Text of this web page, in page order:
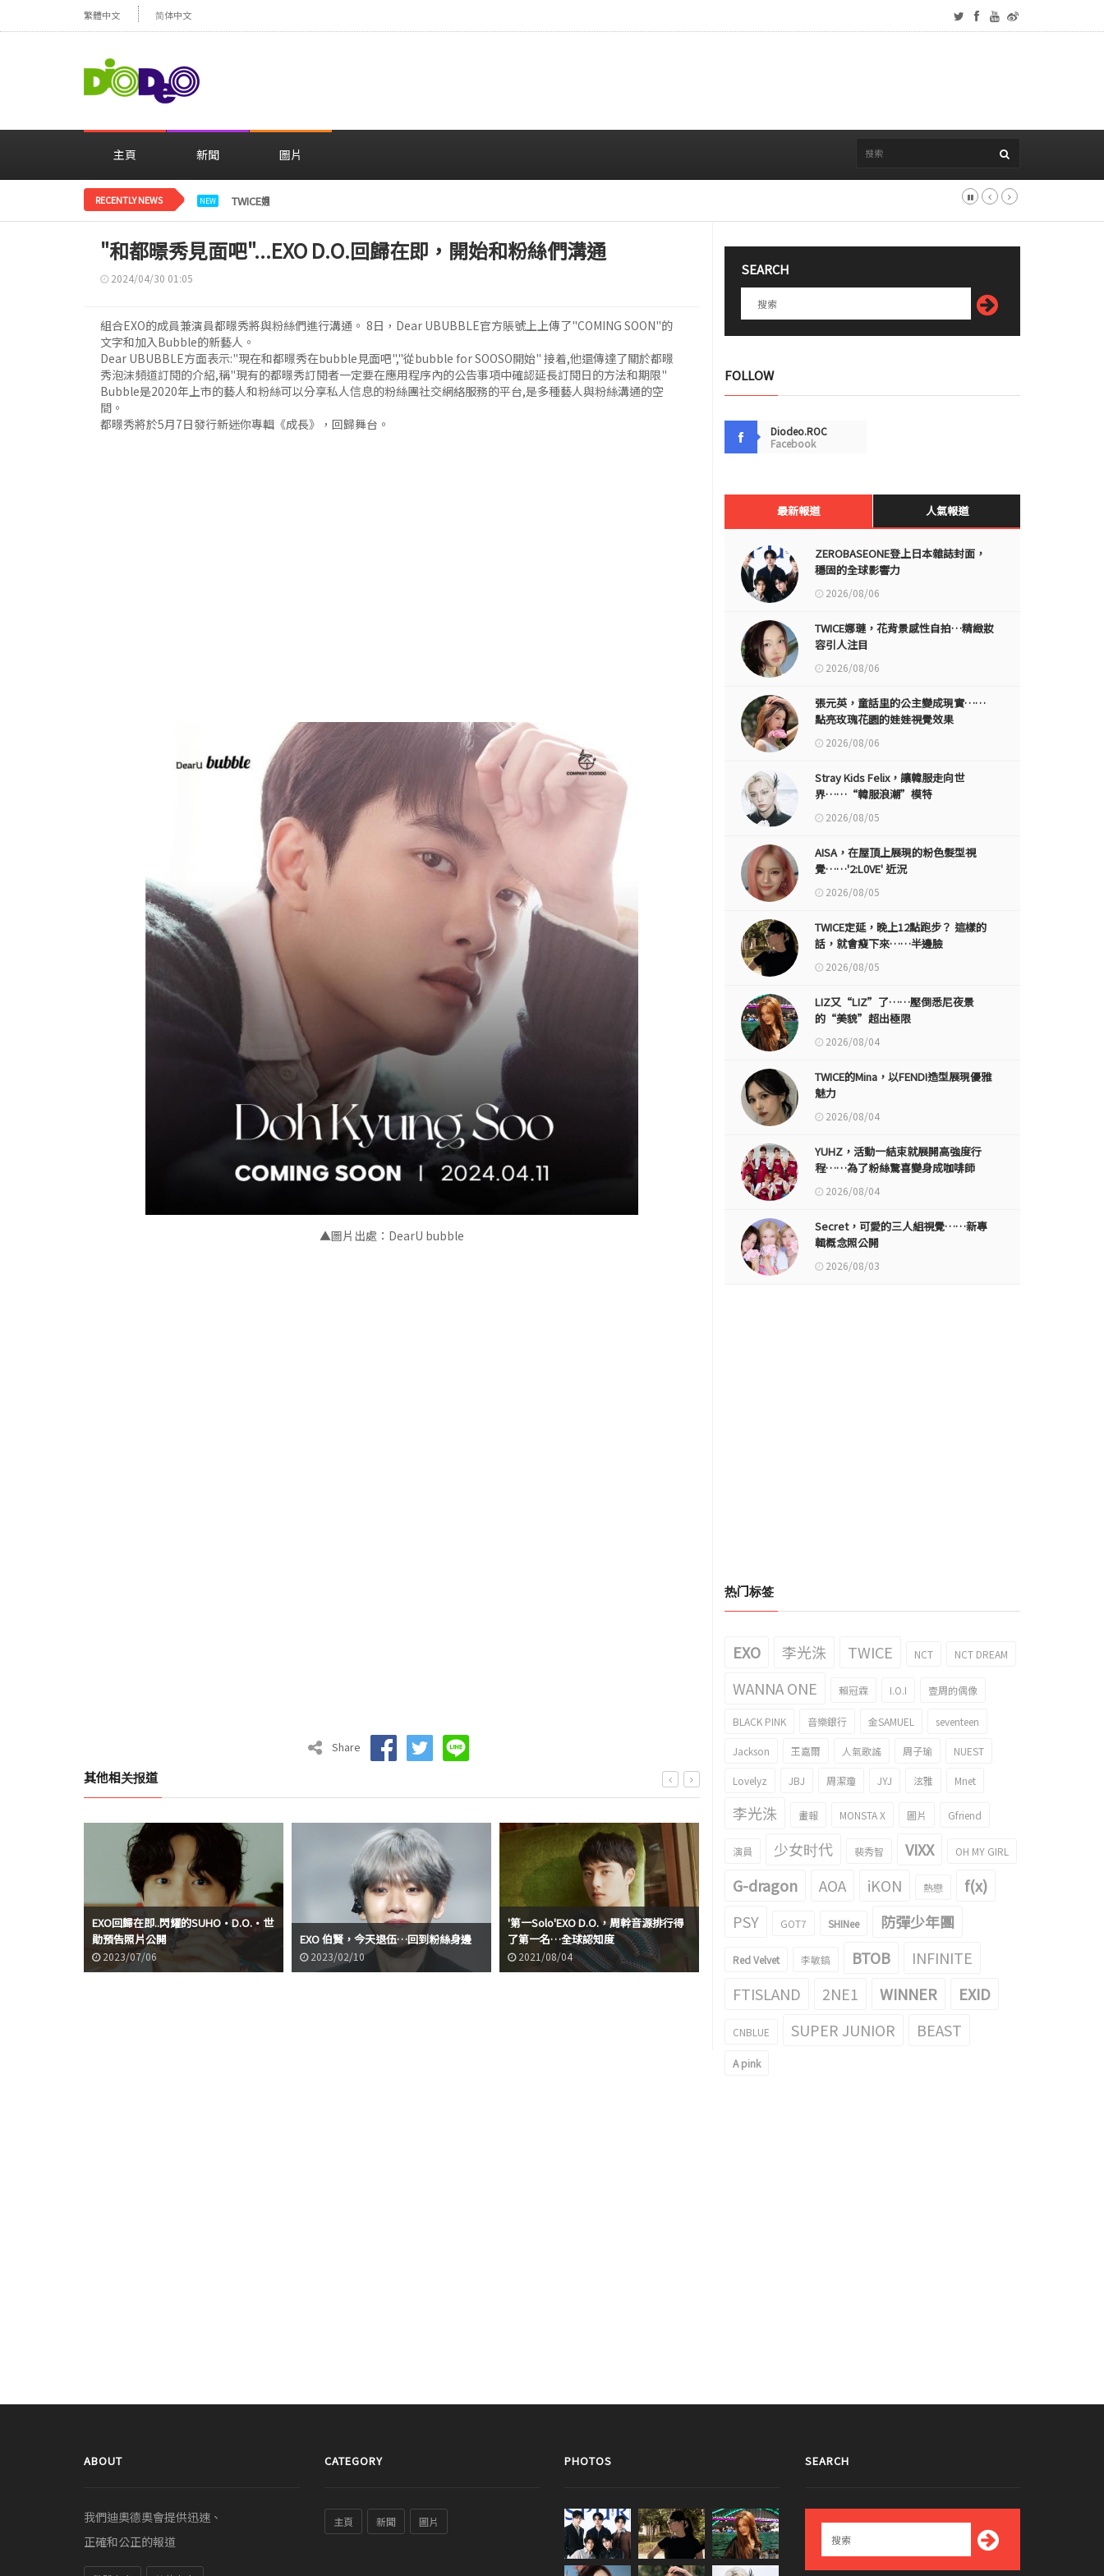
繁體中文 简体中文
主頁 新聞 圖片
RECENTLY NEWS NEW TWICE娜璉，花背景感性自拍…精緻妝容引人注目
"和都暻秀見面吧"...EXO D.O.回歸在即，開始和粉絲們溝通
2024/04/30 01:05
組合EXO的成員兼演員都暻秀將與粉絲們進行溝通。 8日，Dear UBUBBLE官方賬號上上傳了"COMING SOON"的
文字和加入Bubble的新藝人。
Dear UBUBBLE方面表示:"現在和都暻秀在bubble見面吧","從bubble for SOOSO開始" 接着,他還傳達了關於都暻
秀泡沫頻道訂閱的介紹,稱"現有的都暻秀訂閱者一定要在應用程序內的公告事項中確認延長訂閱日的方法和期限"
Bubble是2020年上市的藝人和粉絲可以分享私人信息的粉絲團社交網絡服務的平台,是多種藝人與粉絲溝通的空
間。
都暻秀將於5月7日發行新迷你專輯《成長》，回歸舞台。
▲圖片出處：DearU bubble
Share
其他相关报道
EXO回歸在即..閃耀的SUHO·D.O.·世
勛預告照片公開
2023/07/06
EXO 伯賢，今天退伍…回到粉絲身邊
2023/02/10
'第一Solo'EXO D.O.，周幹音源排行得
了第一名…全球認知度
2021/08/04
EXO D.O.，以第一Solo專輯‘同感’在
2021/07/29 2021/07/27
SEARCH
FOLLOW
Diodeo.ROC
Facebook
最新報道 人氣報道
ZEROBASEONE登上日本雜誌封面，
穩固的全球影響力
2026/08/06
TWICE娜璉，花背景感性自拍…精緻妝
容引人注目
2026/08/06
張元英，童話里的公主變成現實……
點亮玫瑰花園的娃娃視覺效果
2026/08/06
Stray Kids Felix，讓韓服走向世
界……“韓服浪潮”模特
2026/08/05
AISA，在屋頂上展現的粉色髮型視
覺……'2:L0VE' 近況
2026/08/05
TWICE定延，晚上12點跑步？ 這樣的
話，就會瘦下來……半邊臉
2026/08/05
LIZ又“LIZ”了……壓倒悉尼夜景
的“美貌”超出極限
2026/08/04
TWICE的Mina，以FENDI造型展現優雅
魅力
2026/08/04
YUHZ，活動一結束就展開高強度行
程……為了粉絲驚喜變身成咖啡師
2026/08/04
Secret，可愛的三人組視覺……新專
輯概念照公開
2026/08/03
热门标签
EXO 李光洙 TWICE NCT NCT DREAM
WANNA ONE 賴冠霖 I.O.I 壹周的偶像
BLACK PINK 音樂銀行 金SAMUEL seventeen
Jackson 王嘉爾 人氣歌謠 周子瑜 NUEST
Lovelyz JBJ 周潔瓊 JYJ 泫雅 Mnet
李光洙 畫報 MONSTA X 圖片 Gfriend
演員 少女时代 裴秀智 VIXX OH MY GIRL
G-dragon AOA iKON 熱戀
f(x)
PSY
GOT7 SHINee 防彈少年團
Red Velvet 李敏鎬 BTOB
INFINITE
FTISLAND
2NE1 WINNER EXID
CNBLUE SUPER JUNIOR BEAST
A pink
ABOUT
我們迪奧德奧會提供迅速、
正確和公正的報道
CATEGORY
主頁 新聞 圖片
PHOTOS SEARCH